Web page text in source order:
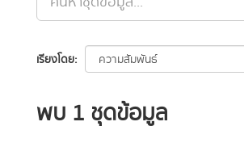
เรียงโดย
พบ 1 ชุดข้อมูล